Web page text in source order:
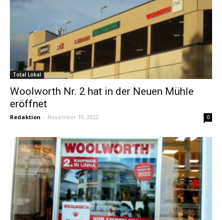
Total Lokal
Woolworth Nr. 2 hat in der Neuen Mühle
eröffnet
Redaktion - November 10, 2022 0